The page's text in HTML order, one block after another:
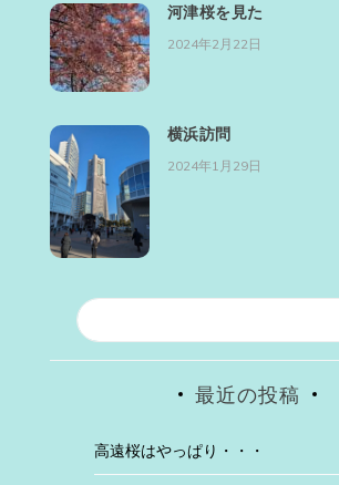
河津桜を見た
2024年2月22日
横浜訪問
2024年1月29日
最近の投稿
高遠桜はやっぱり・・・